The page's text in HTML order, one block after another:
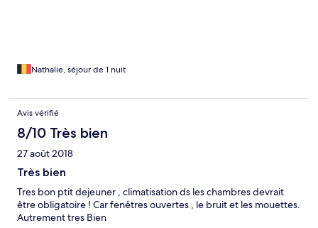
Nathalie, séjour de 1 nuit
Avis vérifié
8/10 Très bien
27 août 2018
Très bien
Tres bon ptit dejeuner , climatisation ds les chambres devrait
être obligatoire ! Car fenêtres ouvertes , le bruit et les mouettes.
Autrement tres Bien